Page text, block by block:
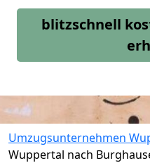
blitzschnell
Umzugsunternehmen
Wuppertal nach